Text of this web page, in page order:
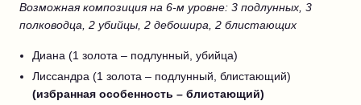
Возможная композиция на 6-м уровне: 3 подлунных, 3
полководца, 2 убийцы, 2 дебошира, 2 блистающих
Диана (1 золота – подлунный, убийца)
Лиссандра (1 золота – подлунный, блистающий)
(избранная особенность – блистающий)